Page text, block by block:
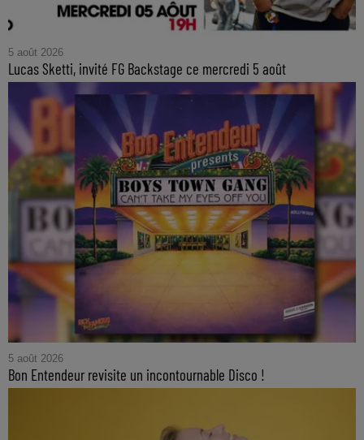
5 août 2026
Lucas Sketti, invité FG Backstage ce mercredi 5 août
5 août 2026
Bon Entendeur revisite un incontournable Disco !